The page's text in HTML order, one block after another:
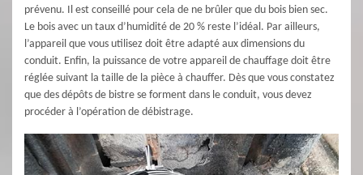
prévenu. Il est conseillé pour cela de ne brûler que du bois bien sec.
Le bois avec un taux d’humidité de 20 % reste l’idéal. Par ailleurs,
l’appareil que vous utilisez doit être adapté aux dimensions du
conduit. Enfin, la puissance de votre appareil de chauffage doit être
réglée suivant la taille de la pièce à chauffer. Dès que vous constatez
que des dépôts de bistre se forment dans le conduit, vous devez
procéder à l’opération de débistrage.